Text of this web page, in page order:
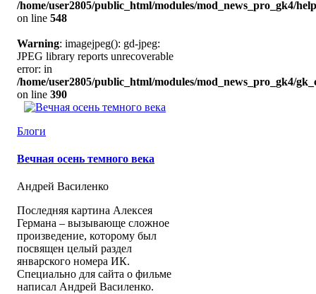
/home/user2805/public_html/modules/mod_news_pro_gk4/
on line 548
Warning: imagejpeg(): gd-jpeg:
JPEG library reports unrecoverable
error: in
/home/user2805/public_html/modules/mod_news_pro_gk4/
on line 390
Блоги
Вечная осень темного века
Андрей Василенко
Последняя картина Алексея
Германа – вызывающе сложное
произведение, которому был
посвящен целый раздел
январского номера ИК.
Специально для сайта о фильме
написал Андрей Василенко.